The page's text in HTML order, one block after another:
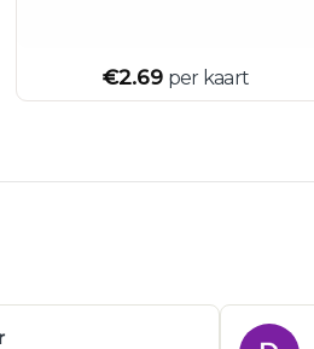
€2.69 per kaart